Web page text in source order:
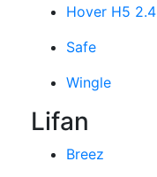
Hover H5 2.4
Safe
Wingle
Lifan
Breez